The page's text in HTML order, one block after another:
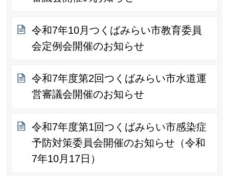
令和7年10月つくばみらい市教育委員
会定例会開催のお知らせ
令和7年度第2回つくばみらい市水道運
営審議会開催のお知らせ
令和7年度第1回つくばみらい市感染症
予防対策委員会開催のお知らせ（令和
7年10月17日）